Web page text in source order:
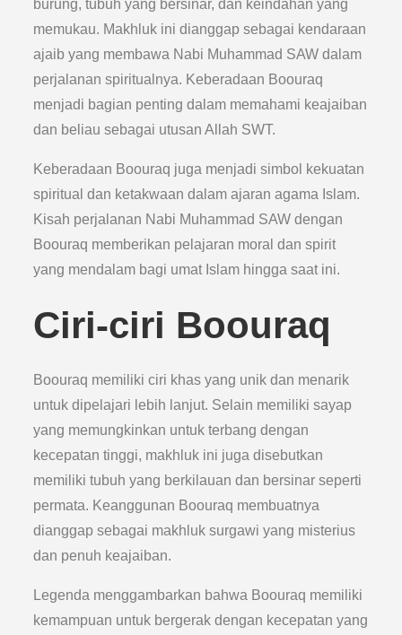
burung, tubuh yang bersinar, dan keindahan yang
memukau. Makhluk ini dianggap sebagai kendaraan
ajaib yang membawa Nabi Muhammad SAW dalam
perjalanan spiritualnya. Keberadaan Boouraq
menjadi bagian penting dalam memahami keajaiban
dan beliau sebagai utusan Allah SWT.
Keberadaan Boouraq juga menjadi simbol kekuatan
spiritual dan ketakwaan dalam ajaran agama Islam.
Kisah perjalanan Nabi Muhammad SAW dengan
Boouraq memberikan pelajaran moral dan spirit
yang mendalam bagi umat Islam hingga saat ini.
Ciri-ciri Boouraq
Boouraq memiliki ciri khas yang unik dan menarik
untuk dipelajari lebih lanjut. Selain memiliki sayap
yang memungkinkan untuk terbang dengan
kecepatan tinggi, makhluk ini juga disebutkan
memiliki tubuh yang berkilauan dan bersinar seperti
permata. Keanggunan Boouraq membuatnya
dianggap sebagai makhluk surgawi yang misterius
dan penuh keajaiban.
Legenda menggambarkan bahwa Boouraq memiliki
kemampuan untuk bergerak dengan kecepatan yang